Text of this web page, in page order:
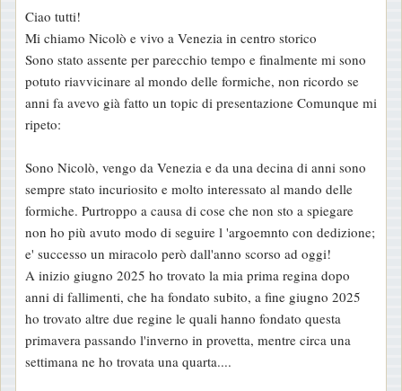
s
s
a
g
g
i
Ciao tutti!
Mi chiamo Nicolò e vivo a Venezia in centro storico
Sono stato assente per parecchio tempo e finalmente mi sono
potuto riavvicinare al mondo delle formiche, non ricordo se
anni fa avevo già fatto un topic di presentazione Comunque mi
ripeto:
Sono Nicolò, vengo da Venezia e da una decina di anni sono
sempre stato incuriosito e molto interessato al mando delle
formiche. Purtroppo a causa di cose che non sto a spiegare
non ho più avuto modo di seguire l 'argoemnto con dedizione;
e' successo un miracolo però dall'anno scorso ad oggi!
A inizio giugno 2025 ho trovato la mia prima regina dopo
anni di fallimenti, che ha fondato subito, a fine giugno 2025
ho trovato altre due regine le quali hanno fondato questa
primavera passando l'inverno in provetta, mentre circa una
settimana ne ho trovata una quarta....